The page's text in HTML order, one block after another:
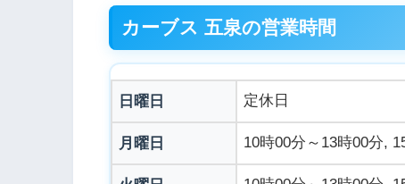
カーブス 五泉の営業時間
日曜日 定休日
月曜日 10時00分～13時00分,